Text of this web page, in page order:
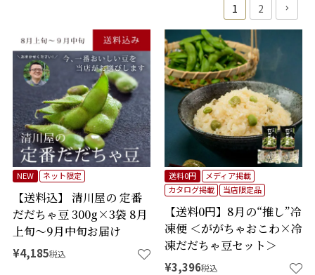
1
2
【送料込】 清川屋の 定番
だだちゃ豆 300g×3袋 8月
上旬～9月中旬お届け
NEW ネット限定
¥4,185税込
【送料0円】8月の“推し”冷
凍便 ＜ががちゃおこわ×冷
凍だだちゃ豆セット＞
送料0円
メディア掲載
カタログ掲載
当店限定品
¥3,396税込